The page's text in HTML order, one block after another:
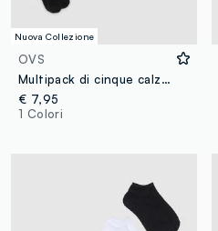
Nuova Collezione
OVS
Multipack di cinque calzini neri in cotone organico
€ 7,95
1 Colori